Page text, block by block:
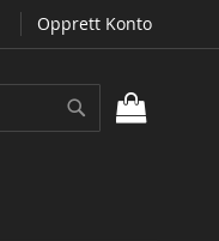
Opprett Konto